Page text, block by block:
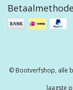
© Bootverfshop, alle
laagste